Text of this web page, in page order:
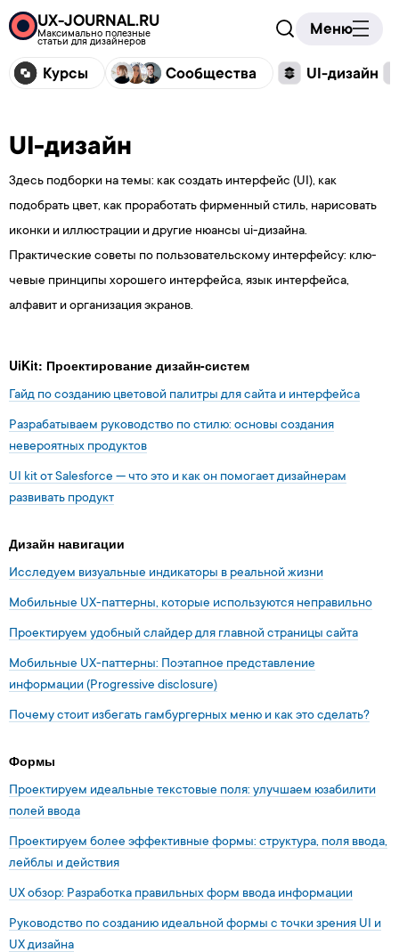
UX-JOURNAL.RU
Максимально полезные
статьи для дизайнеров
Меню
Курсы Сообщества UI-дизайн
UI-дизайн
Здесь подборки на темы: как создать интерфейс (UI), как
подобрать цвет, как проработать фирменный стиль, нарисовать
иконки и иллюстрации и другие нюансы ui-дизайна.
Практические советы по пользовательскому интерфейсу: клю­
че­вые прин­ципы хоро­шего интер­фейса, язык интерфейса,
алфавит и организация экранов.
UiKit: Проектирование дизайн-систем
Гайд по созданию цветовой палитры для сайта и интерфейса
Разрабатываем руководство по стилю: основы создания
невероятных продуктов
UI kit от Salesforce — что это и как он помогает дизайнерам
развивать продукт
Дизайн навигации
Исследуем визуальные индикаторы в реальной жизни
Мобильные UX-паттерны, которые используются неправильно
Проектируем удобный слайдер для главной страницы сайта
Мобильные UX-паттерны: Поэтапное представление
информации (Progressive disclosure)
Почему стоит избегать гамбургерных меню и как это сделать?
Формы
Проектируем идеальные текстовые поля: улучшаем юзабилити
полей ввода
Проектируем более эффективные формы: структура, поля ввода,
лейблы и действия
UX обзор: Разработка правильных форм ввода информации
Руководство по созданию идеальной формы с точки зрения UI и
UX дизайна